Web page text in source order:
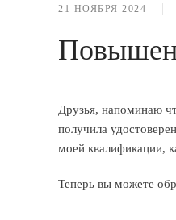
21 НОЯБРЯ 2024
Друзья, напоминаю
получила
моей квалификации,
Теперь вы можете